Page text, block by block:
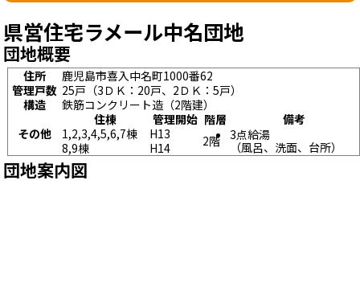
県営住宅ラメール中名団地
団地概要
住所
鹿児島市喜入中名町1000番62
管理戸数 25戸（3ＤＫ：20戸、2ＤＫ：5戸）
構造
鉄筋コンクリート造（2階建）
その他
住棟 管理開始 階層
備考
1,2,3,4,5,6,7棟
H13 2階
3点給湯
（風呂、洗面、台所）
8,9棟 H14
団地案内図